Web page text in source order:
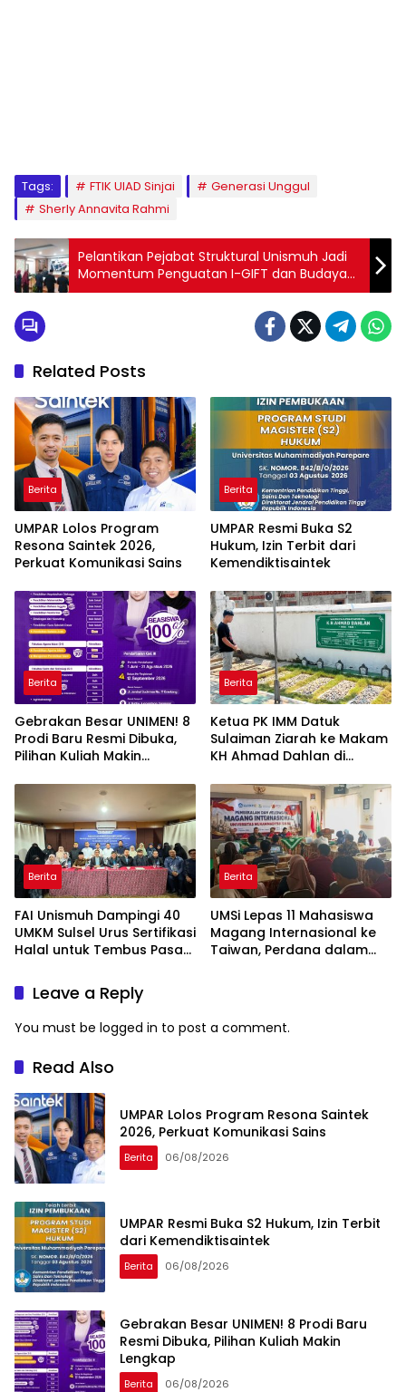
Tags: FTIK UIAD Sinjai
Generasi Unggul
Sherly Annavita Rahmi
Pelantikan Pejabat Struktural Unismuh Jadi
Momentum Penguatan I-GIFT dan Budaya
Amanah
Related Posts
Berita
UMPAR Lolos Program
Resona Saintek 2026,
Perkuat Komunikasi Sains
Berita
UMPAR Resmi Buka S2
Hukum, Izin Terbit dari
Kemendiktisaintek
Berita
Gebrakan Besar UNIMEN! 8
Prodi Baru Resmi Dibuka,
Pilihan Kuliah Makin
Berita
Ketua PK IMM Datuk
Sulaiman Ziarah ke Makam
KH Ahmad Dahlan di
Berita
FAI Unismuh Dampingi 40
UMKM Sulsel Urus Sertifikasi
Halal untuk Tembus Pasar
Berita
UMSi Lepas 11 Mahasiswa
Magang Internasional ke
Taiwan, Perdana dalam
Leave a Reply
You must be logged in to post a comment.
Read Also
UMPAR Lolos Program Resona Saintek
2026, Perkuat Komunikasi Sains
Berita 06/08/2026
UMPAR Resmi Buka S2 Hukum, Izin Terbit
dari Kemendiktisaintek
Berita 06/08/2026
Gebrakan Besar UNIMEN! 8 Prodi Baru
Resmi Dibuka, Pilihan Kuliah Makin
Lengkap
Berita 06/08/2026